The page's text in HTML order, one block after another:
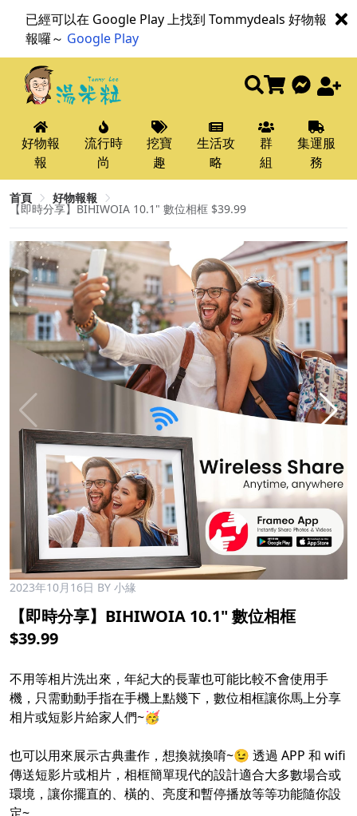
已經可以在 Google Play 上找到 Tommydeals 好物報
報囉～ Google Play
好物報
報
流行時
尚
挖寶
趣
生活攻
略
群
組
集運服
務
首頁 好物報報
【即時分享】BIHIWOIA 10.1" 數位相框 $39.99
2023年10月16日 BY 小緣
【即時分享】BIHIWOIA 10.1" 數位相框
$39.99
不用等相片洗出來，年紀大的長輩也可能比較不會使用手
機，只需動動手指在手機上點幾下，數位相框讓你馬上分享
相片或短影片給家人們~🥳
也可以用來展示古典畫作，想換就換唷~😉 透過 APP 和 wifi
傳送短影片或相片，相框簡單現代的設計適合大多數場合或
環境，讓你擺直的、橫的、亮度和暫停播放等等功能隨你設